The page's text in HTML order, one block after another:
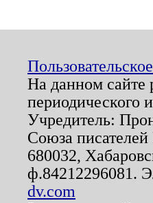
На данном сайте
периодического
Учредитель:
Союза
680032,
ф.84212296081.
dv.com